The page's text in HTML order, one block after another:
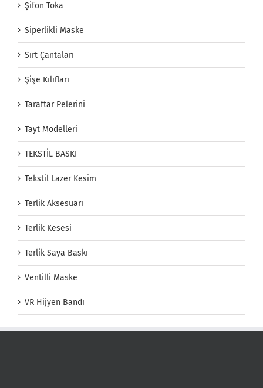
Şifon Toka
Siperlikli Maske
Sırt Çantaları
Şişe Kılıfları
Taraftar Pelerini
Tayt Modelleri
TEKSTİL BASKI
Tekstil Lazer Kesim
Terlik Aksesuarı
Terlik Kesesi
Terlik Saya Baskı
Ventilli Maske
VR Hijyen Bandı